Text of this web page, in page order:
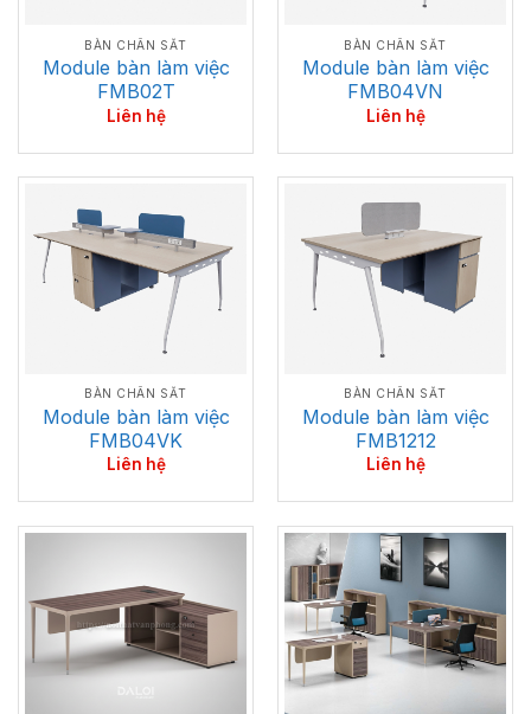
BÀN CHÂN SẮT
Module bàn làm việc
FMB02T
Liên hệ
BÀN CHÂN SẮT
Module bàn làm việc
FMB04VN
Liên hệ
BÀN CHÂN SẮT
Module bàn làm việc
FMB04VK
Liên hệ
BÀN CHÂN SẮT
Module bàn làm việc
FMB1212
Liên hệ